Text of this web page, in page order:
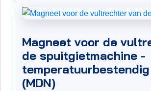
Magneet voor de
de spuitgietmachine -
(MDN)